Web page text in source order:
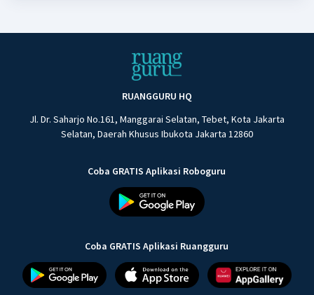
RUANGGURU HQ
Jl. Dr. Saharjo No.161, Manggarai Selatan, Tebet, Kota Jakarta
Selatan, Daerah Khusus Ibukota Jakarta 12860
Coba GRATIS Aplikasi Roboguru
Coba GRATIS Aplikasi Ruangguru